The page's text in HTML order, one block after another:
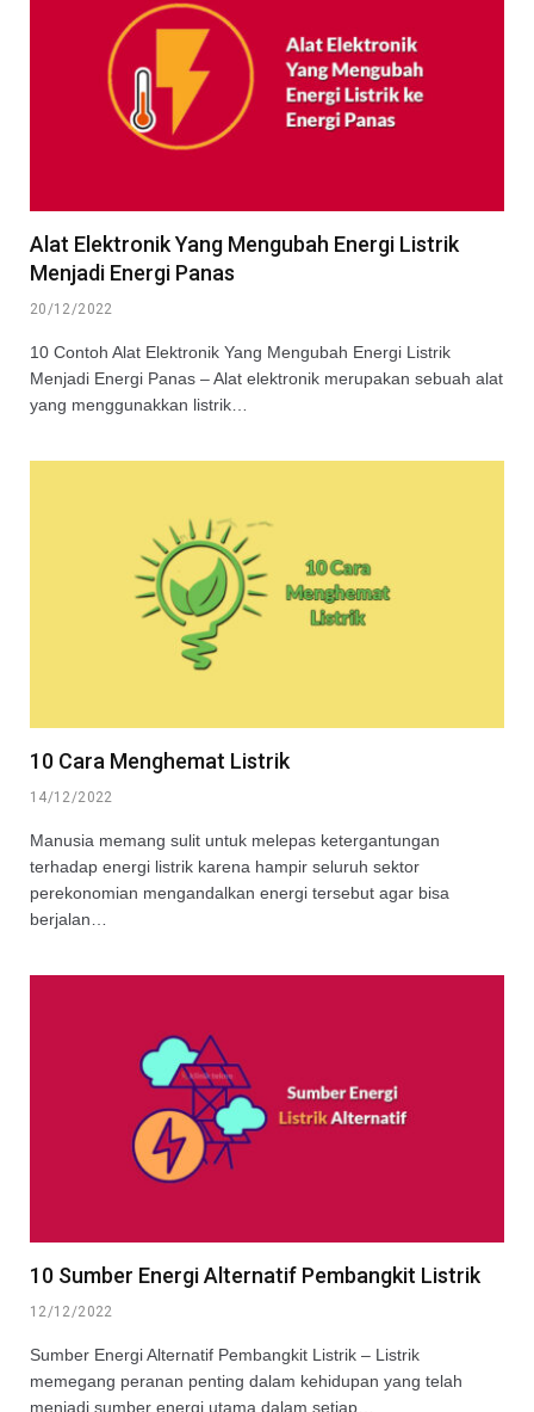
Alat Elektronik Yang Mengubah Energi Listrik
Menjadi Energi Panas
20/12/2022
10 Contoh Alat Elektronik Yang Mengubah Energi Listrik
Menjadi Energi Panas – Alat elektronik merupakan sebuah alat
yang menggunakkan listrik…
10 Cara Menghemat Listrik
14/12/2022
Manusia memang sulit untuk melepas ketergantungan
terhadap energi listrik karena hampir seluruh sektor
perekonomian mengandalkan energi tersebut agar bisa
berjalan…
10 Sumber Energi Alternatif Pembangkit Listrik
12/12/2022
Sumber Energi Alternatif Pembangkit Listrik – Listrik
memegang peranan penting dalam kehidupan yang telah
menjadi sumber energi utama dalam setiap…